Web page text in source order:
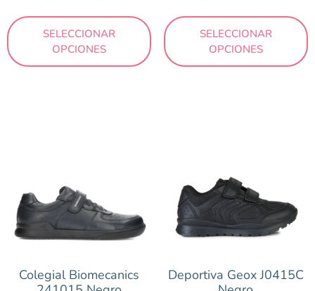
SELECCIONAR
OPCIONES
SELECCIONAR
OPCIONES
Colegial Biomecanics
Deportiva Geox J0415C